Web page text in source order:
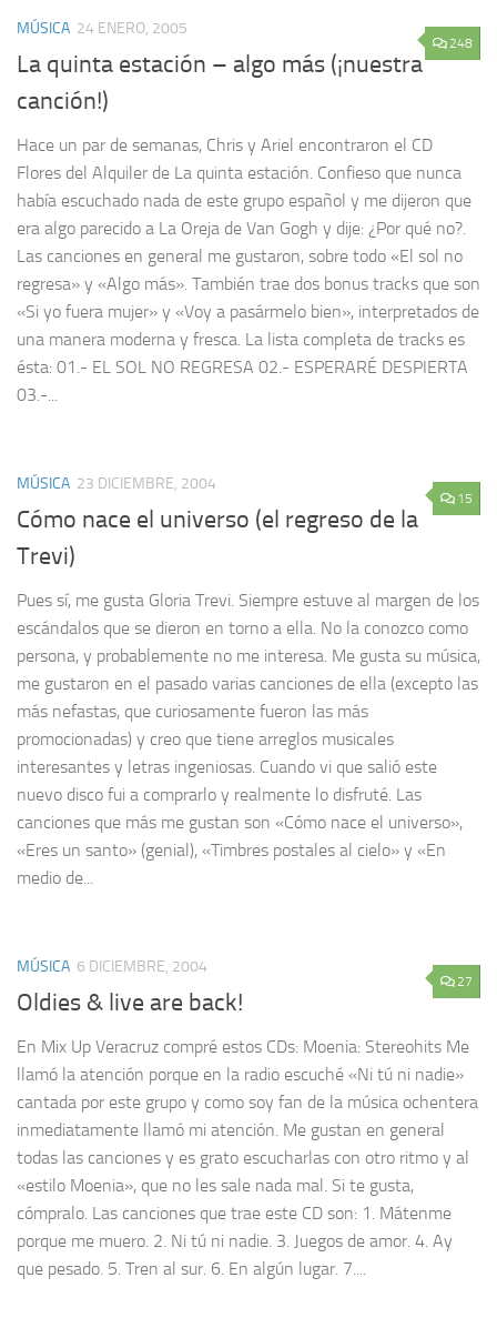
248
MÚSICA 24 ENERO, 2005
La quinta estación – algo más (¡nuestra
canción!)
Hace un par de semanas, Chris y Ariel encontraron el CD
Flores del Alquiler de La quinta estación. Confieso que nunca
había escuchado nada de este grupo español y me dijeron que
era algo parecido a La Oreja de Van Gogh y dije: ¿Por qué no?.
Las canciones en general me gustaron, sobre todo «El sol no
regresa» y «Algo más». También trae dos bonus tracks que son
«Si yo fuera mujer» y «Voy a pasármelo bien», interpretados de
una manera moderna y fresca. La lista completa de tracks es
ésta: 01.- EL SOL NO REGRESA 02.- ESPERARÉ DESPIERTA
03.-...
15
MÚSICA 23 DICIEMBRE, 2004
Cómo nace el universo (el regreso de la
Trevi)
Pues sí, me gusta Gloria Trevi. Siempre estuve al margen de los
escándalos que se dieron en torno a ella. No la conozco como
persona, y probablemente no me interesa. Me gusta su música,
me gustaron en el pasado varias canciones de ella (excepto las
más nefastas, que curiosamente fueron las más
promocionadas) y creo que tiene arreglos musicales
interesantes y letras ingeniosas. Cuando vi que salió este
nuevo disco fui a comprarlo y realmente lo disfruté. Las
canciones que más me gustan son «Cómo nace el universo»,
«Eres un santo» (genial), «Timbres postales al cielo» y «En
medio de...
27
MÚSICA 6 DICIEMBRE, 2004
Oldies & live are back!
En Mix Up Veracruz compré estos CDs: Moenia: Stereohits Me
llamó la atención porque en la radio escuché «Ni tú ni nadie»
cantada por este grupo y como soy fan de la música ochentera
inmediatamente llamó mi atención. Me gustan en general
todas las canciones y es grato escucharlas con otro ritmo y al
«estilo Moenia», que no les sale nada mal. Si te gusta,
cómpralo. Las canciones que trae este CD son: 1. Mátenme
porque me muero. 2. Ni tú ni nadie. 3. Juegos de amor. 4. Ay
que pesado. 5. Tren al sur. 6. En algún lugar. 7....